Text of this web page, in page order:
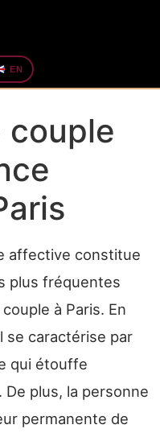
EN
couple
affective constitue
plus fréquentes
à Paris. En
se caractérise par
qui étouffe
plus, la personne
permanente de